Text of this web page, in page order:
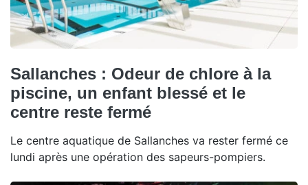
Sallanches : Odeur de chlore à la
piscine, un enfant blessé et le
centre reste fermé
Le centre aquatique de Sallanches va rester fermé ce
lundi après une opération des sapeurs-pompiers.